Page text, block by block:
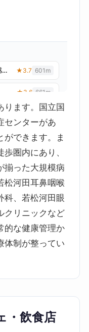
ります。国立国
センターがあ
ができます。ま
圏内にあり、
揃った大規模病
松河田耳鼻咽喉
科、若松河田眼
クリニックなど
的な健康管理か
体制が整ってい
・飲食店